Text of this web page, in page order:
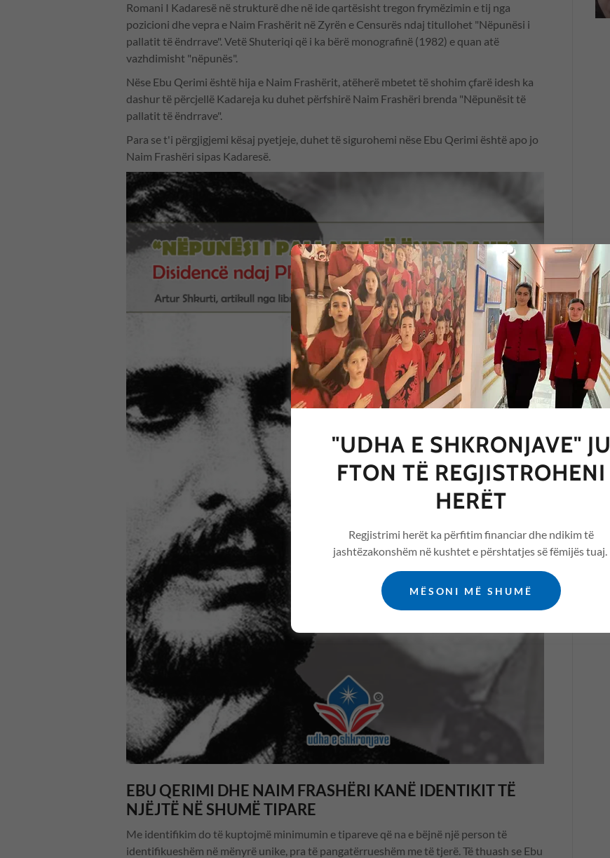
Romani I Kadaresë në strukturë dhe në ide qartësisht tregon frymëzimin e tij nga
pozicioni dhe vepra e Naim Frashërit në Zyrën e Censurës ndaj titullohet "Nëpunësi i
pallatit të ëndrrave". Vetë Shuteriqi që i ka bërë monografinë (1982) e quan atë
vazhdimisht "nëpunës".
Nëse Ebu Qerimi është hija e Naim Frashërit, atëherë mbetet të shohim çfarë idesh ka
dashur të përcjellë Kadareja ku duhet përfshirë Naim Frashëri brenda "Nëpunësit të
pallatit të ëndrrave".
Para se t'i përgjigjemi kësaj pyetjeje, duhet të sigurohemi nëse Ebu Qerimi është apo jo
Naim Frashëri sipas Kadaresë.
EBU QERIMI DHE NAIM FRASHËRI KANË IDENTIKIT TË
NJËJTË NË SHUMË TIPARE
Me identifikim do të kuptojmë minimumin e tipareve që na e bëjnë një person të
identifikueshëm në mënyrë unike, pra të pangatërrueshëm me të tjerë. Të thuash se Ebu
"UDHA E SHKRONJAVE" JU
FTON TË REGJISTROHENI
HERËT
Regjistrimi herët ka përfitim financiar dhe ndikim të
jashtëzakonshëm në kushtet e përshtatjes së fëmijës tuaj.
MËSONI MË SHUMË